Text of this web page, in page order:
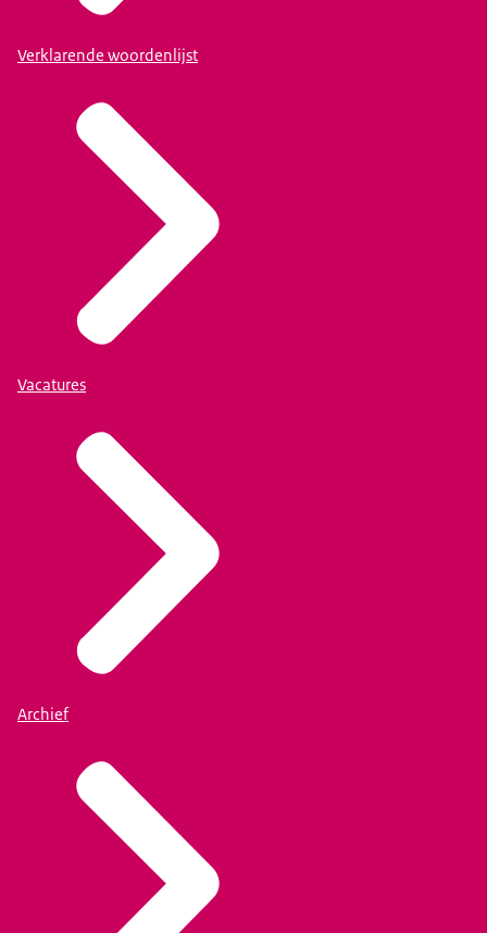
Verklarende woordenlijst
Vacatures
Archief